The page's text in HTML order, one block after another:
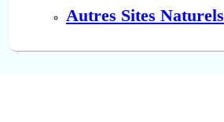
Autres Sites Naturels